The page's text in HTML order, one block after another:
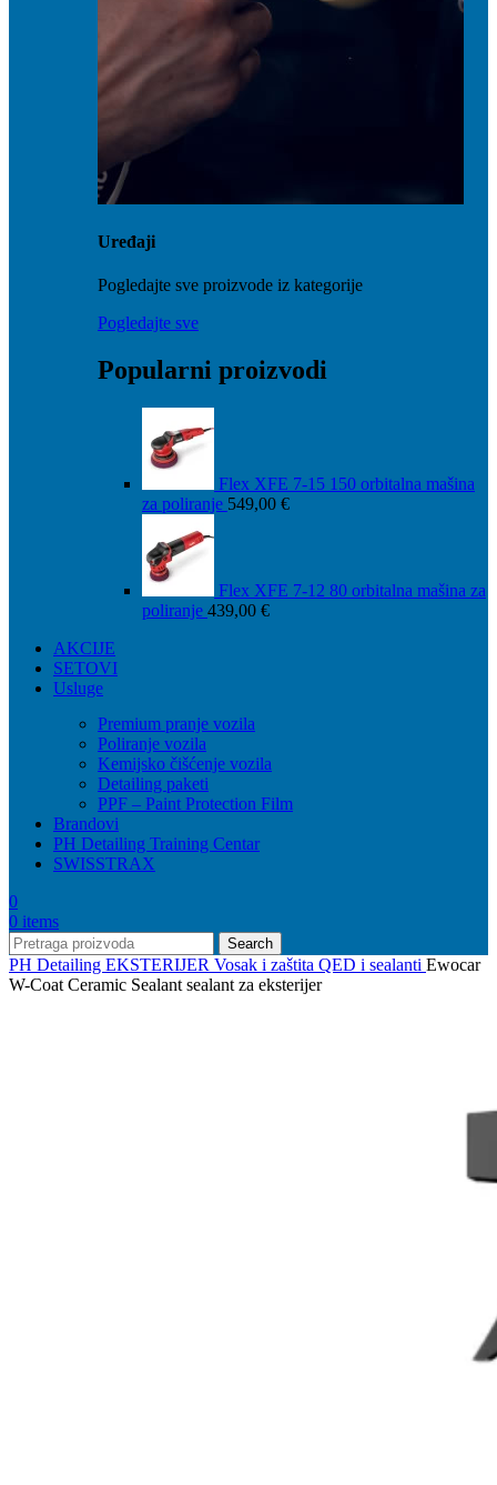
Uređaji
Pogledajte sve proizvode iz kategorije
Pogledajte sve
Popularni proizvodi
Flex XFE 7-15 150 orbitalna mašina
za poliranje 549,00 €
Flex XFE 7-12 80 orbitalna mašina za
poliranje 439,00 €
AKCIJE
SETOVI
Usluge
Premium pranje vozila
Poliranje vozila
Kemijsko čišćenje vozila
Detailing paketi
PPF – Paint Protection Film
Brandovi
PH Detailing Training Centar
SWISSTRAX
0
0 items
Search
PH Detailing EKSTERIJER Vosak i zaštita QED i sealanti Ewocar
W-Coat Ceramic Sealant sealant za eksterijer